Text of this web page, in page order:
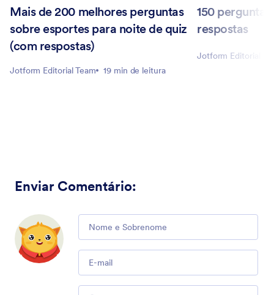
Mais de 200 melhores perguntas
sobre esportes para noite de quiz
(com respostas)
Jotform Editorial Team 19 min de leitura
150
respostas
Jotform Editorial
Enviar Comentário:
Comment
Email
Comment